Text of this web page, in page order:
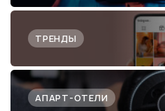
ТРЕНДЫ
АПАРТ-ОТЕЛИ